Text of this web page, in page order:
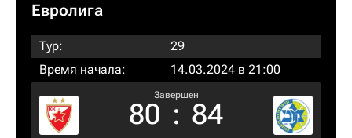
Евролига
Тур:
29
Время начала:
14.03.2024 в 21:00
Завершен
80 : 84